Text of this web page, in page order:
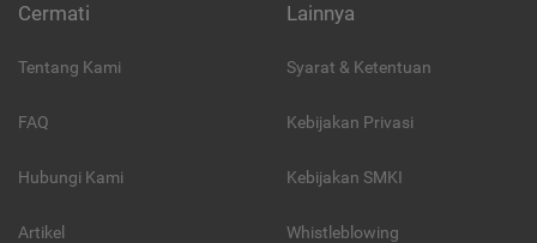
Cermati
Tentang Kami
FAQ
Hubungi Kami
Artikel
Lainnya
Syarat & Ketentuan
Kebijakan Privasi
Kebijakan SMKI
Whistleblowing